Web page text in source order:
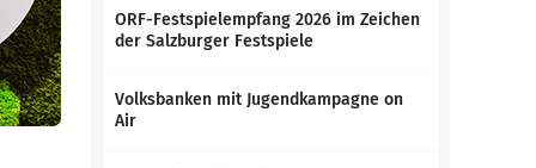
ORF-Festspielempfang 2026 im Zeichen
der Salzburger Festspiele
Volksbanken mit Jugendkampagne on
Air